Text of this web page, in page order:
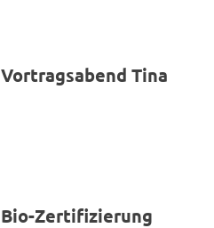
Vortragsabend Tina
Bio-Zertifizierung